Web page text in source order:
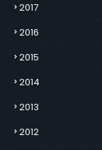
2017
2016
2015
2014
2013
2012